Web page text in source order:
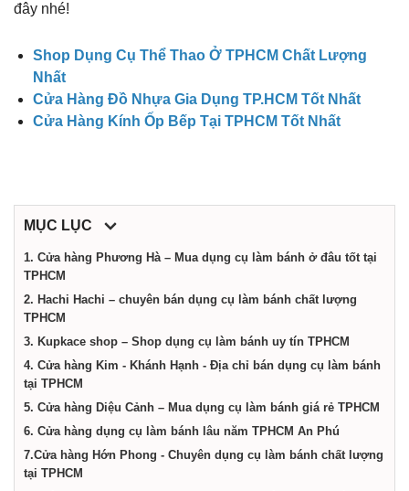
dịch
Thành
phố
Hồ
Chí
Minh
đây nhé!
Shop Dụng Cụ Thể Thao Ở TPHCM Chất Lượng
Nhất
Cửa Hàng Đồ Nhựa Gia Dụng TP.HCM Tốt Nhất
Cửa Hàng Kính Ốp Bếp Tại TPHCM Tốt Nhất
MỤC LỤC
1. Cửa hàng Phương Hà – Mua dụng cụ làm bánh ở đâu tốt tại
TPHCM
2. Hachi Hachi – chuyên bán dụng cụ làm bánh chất lượng
TPHCM
3. Kupkace shop – Shop dụng cụ làm bánh uy tín TPHCM
4. Cửa hàng Kim - Khánh Hạnh - Địa chỉ bán dụng cụ làm bánh
tại TPHCM
5. Cửa hàng Diệu Cảnh – Mua dụng cụ làm bánh giá rẻ TPHCM
6. Cửa hàng dụng cụ làm bánh lâu năm TPHCM An Phú
7.Cửa hàng Hớn Phong - Chuyên dụng cụ làm bánh chất lượng
tại TPHCM